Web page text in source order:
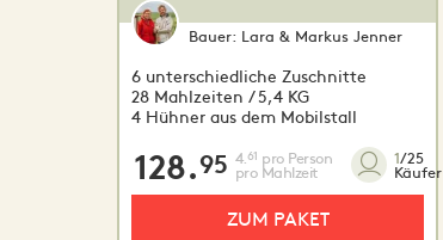
Bauer: Lara & Markus Jenner
6 unterschiedliche Zuschnitte
28 Mahlzeiten / 5,4 KG
4 Hühner aus dem Mobilstall
128.95 4. 61 pro Person
pro Mahlzeit
1/25
Käufer
ZUM PAKET